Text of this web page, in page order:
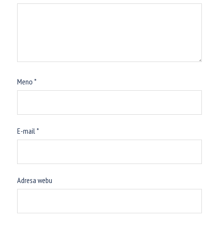
Meno *
E-mail*
Adresa webu